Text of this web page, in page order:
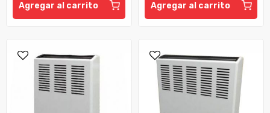
Agregar al carrito Agregar al carrito